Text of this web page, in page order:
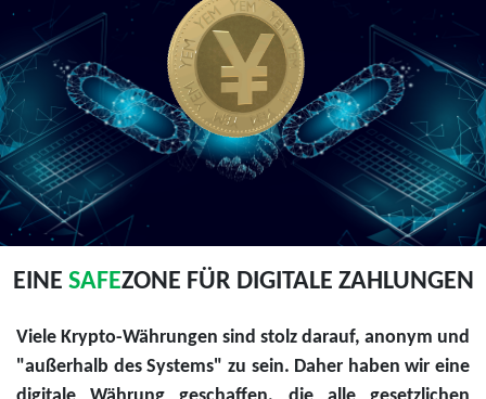
EINE SAFEZONE FÜR DIGITALE ZAHLUNGEN
Viele Krypto-Währungen sind stolz darauf, anonym und
"außerhalb des Systems" zu sein. Daher haben wir eine